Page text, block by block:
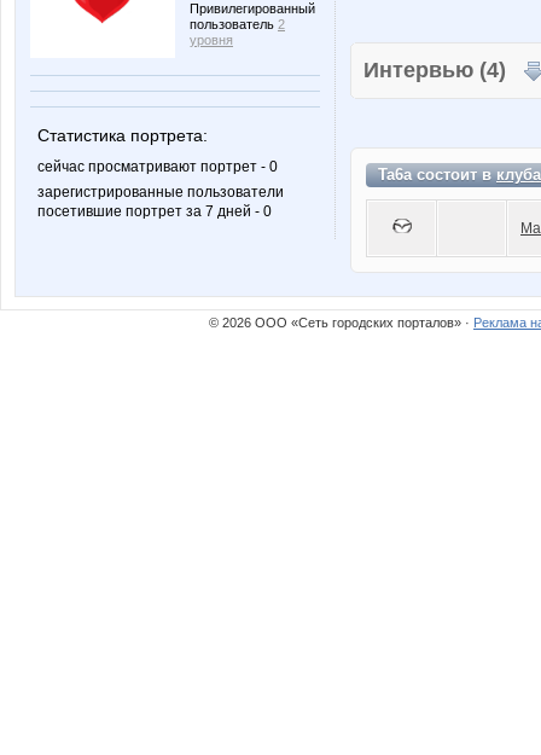
Привилегированный
пользователь 2
уровня
Статистика портрета:
сейчас просматривают портрет - 0
зарегистрированные пользователи
посетившие портрет за 7 дней - 0
Интервью (4)
Ta6a состоит в
© 2026 ООО «Сеть городских порталов» · Реклама